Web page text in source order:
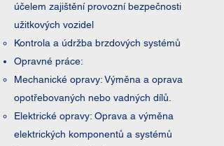
účelem zajištění provozní bezpečnosti
užitkových vozidel
Kontrola a údržba brzdových systémů
Opravné práce:
Mechanické opravy: Výměna a oprava
opotřebovaných nebo vadných dílů.
Elektrické opravy: Oprava a výměna
elektrických komponentů a systémů